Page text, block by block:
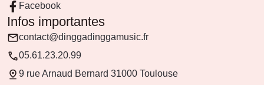
Facebook
Infos importantes
contact@dinggadinggamusic.fr
05.61.23.20.99
9 rue Arnaud Bernard 31000 Toulouse